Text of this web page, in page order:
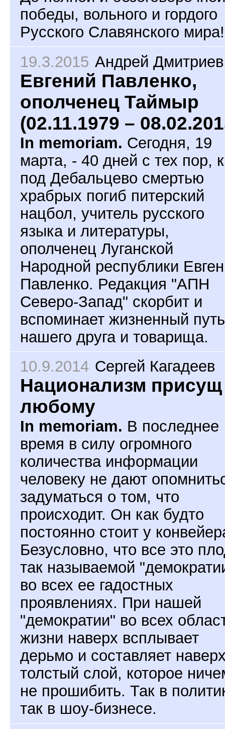
победы, вольного и гордого
Русского Славянского
19.3.2015 Андрей Дмитриев
Евгений Павленко,
ополченец Таймыр
(02.11.1979 –
In memoriam. Сегодня, 19
марта, - 40 дней с тех пор,
под Дебальцево смертью
храбрых погиб питерский
нацбол, учитель русского
языка и литературы,
ополченец Луганской
Народной республики
Павленко. Редакция "АПН
Северо-Запад" скорбит и
вспоминает жизненный путь
нашего друга и товарища.
10.9.2014 Сергей Кагадеев
Национализм присущ
любому
In memoriam. В последнее
время в силу огромного
количества информации
человеку не дают
задуматься о том, что
происходит. Он как будто
постоянно стоит у
Безусловно, что все это
так называемой
во всех ее гадостных
проявлениях. При нашей
"демократии" во всех
жизни наверх всплывает
дерьмо и составляет
толстый слой, которое
не прошибить. Так в
так в шоу-бизнесе.